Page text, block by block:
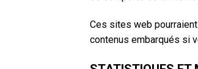
Ces sites web
contenus embarqués si